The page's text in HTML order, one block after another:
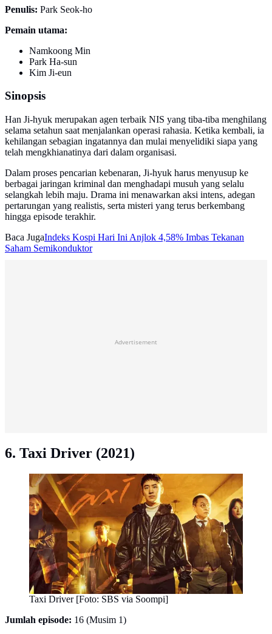
Penulis: Park Seok-ho
Pemain utama:
Namkoong Min
Park Ha-sun
Kim Ji-eun
Sinopsis
Han Ji-hyuk merupakan agen terbaik NIS yang tiba-tiba menghilang
selama setahun saat menjalankan operasi rahasia. Ketika kembali, ia
kehilangan sebagian ingatannya dan mulai menyelidiki siapa yang
telah mengkhianatinya dari dalam organisasi.
Dalam proses pencarian kebenaran, Ji-hyuk harus menyusup ke
berbagai jaringan kriminal dan menghadapi musuh yang selalu
selangkah lebih maju. Drama ini menawarkan aksi intens, adegan
pertarungan yang realistis, serta misteri yang terus berkembang
hingga episode terakhir.
Baca JugaIndeks Kospi Hari Ini Anjlok 4,58% Imbas Tekanan
Saham Semikonduktor
Advertisement
6. Taxi Driver (2021)
Taxi Driver [Foto: SBS via Soompi]
Jumlah episode: 16 (Musim 1)